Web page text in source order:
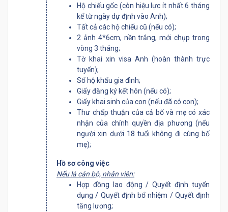
Hộ chiếu gốc (còn hiệu lực ít nhất 6 tháng
kể từ ngày dự định vào Anh);
Tất cả các hộ chiếu cũ (nếu có);
2 ảnh 4*6cm, nền trắng, mới chụp trong
vòng 3 tháng;
Tờ khai xin visa Anh (hoàn thành trực
tuyến);
Sổ hộ khẩu gia đình;
Giấy đăng ký kết hôn (nếu có);
Giấy khai sinh của con (nếu đã có con);
Thư chấp thuận của cả bố và mẹ có xác
nhận của chính quyền địa phương (nếu
người xin dưới 18 tuổi không đi cùng bố
mẹ);
Hồ sơ công việc
Nếu là cán bộ, nhân viên:
Hợp đồng lao động / Quyết định tuyển
dụng / Quyết định bổ nhiệm / Quyết định
tăng lương;